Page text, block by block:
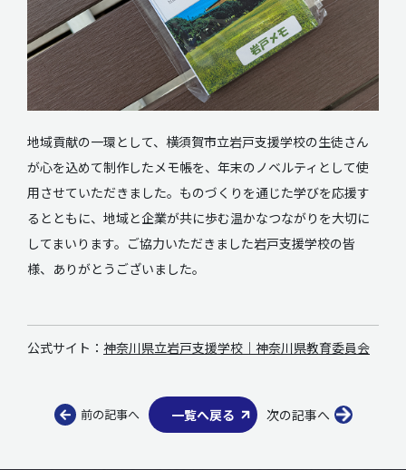
地域貢献の一環として、横須賀市立岩戸支援学校の生徒さん
が心を込めて制作したメモ帳を、年末のノベルティとして使
用させていただきました。ものづくりを通じた学びを応援す
るとともに、地域と企業が共に歩む温かなつながりを大切に
してまいります。ご協力いただきました岩戸支援学校の皆
様、ありがとうございました。
公式サイト： 神奈川県立岩戸支援学校｜神奈川県教育委員会
前の記事へ 一覧へ戻る 次の記事へ